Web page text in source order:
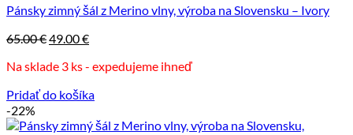
Pánsky zimný šál z Merino vlny, výroba na Slovensku – Ivory
65.00€Pôvodná
bola:
49.00€Aktuálna
je:
Na sklade 3 ks - expedujeme ihneď
Pridať do košíka
-22%